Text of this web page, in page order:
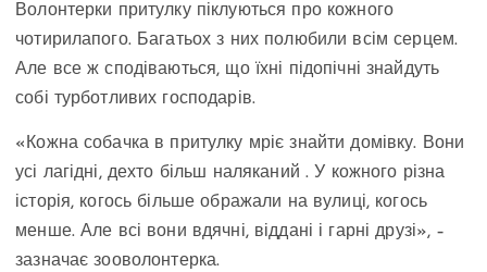
Волонтерки притулку піклуються про кожного
чотирилапого. Багатьох з них полюбили всім серцем.
Але все ж сподіваються, що їхні підопічні знайдуть
собі турботливих господарів.
«Кожна собачка в притулку мріє знайти домівку. Вони
усі лагідні, дехто більш наляканий . У кожного різна
історія, когось більше ображали на вулиці, когось
менше. Але всі вони вдячні, віддані і гарні друзі», –
зазначає зооволонтерка.